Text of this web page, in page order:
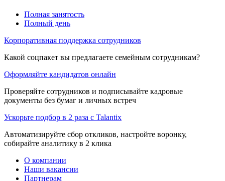
Полная занятость
Полный день
Корпоративная поддержка сотрудников
Какой соцпакет вы предлагаете семейным сотрудникам?
Оформляйте кандидатов онлайн
Проверяйте сотрудников и подписывайте кадровые
документы без бумаг и личных встреч
Ускорьте подбор в 2 раза с Talantix
Автоматизируйте сбор откликов, настройте воронку,
собирайте аналитику в 2 клика
О компании
Наши вакансии
Партнерам